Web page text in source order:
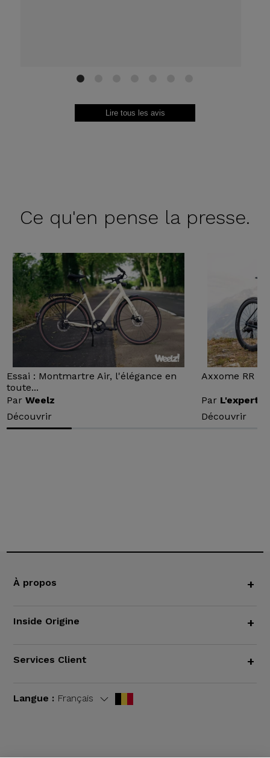
1
Lire tous les avis
Ce qu'en pense la presse.
Essai : Montmartre Air, l'élégance en
toute...
ParWeelz
Découvrir
Axxome RR :
Par L'expert
Découvrir
À propos +
Inside Origine +
Services Client +
Langue : Français